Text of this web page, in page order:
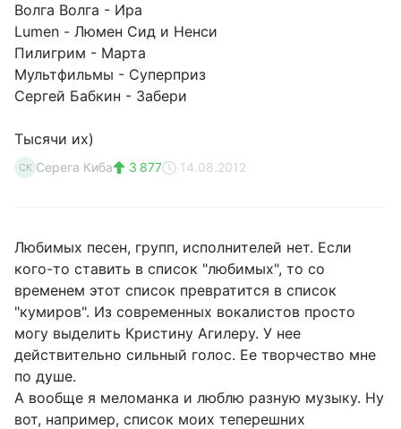
Волга Волга - Ира
Lumen - Люмен Сид и Ненси
Пилигрим - Марта
Мультфильмы - Суперприз
Сергей Бабкин - Забери
Тысячи их)
СК Серега Киба 3 877 14.08.2012
Любимых песен, групп, исполнителей нет. Если
кого-то ставить в список "любимых", то со
временем этот список превратится в список
"кумиров". Из современных вокалистов просто
могу выделить Кристину Агилеру. У нее
действительно сильный голос. Ее творчество мне
по душе.
А вообще я меломанка и люблю разную музыку. Ну
вот, например, список моих теперешних